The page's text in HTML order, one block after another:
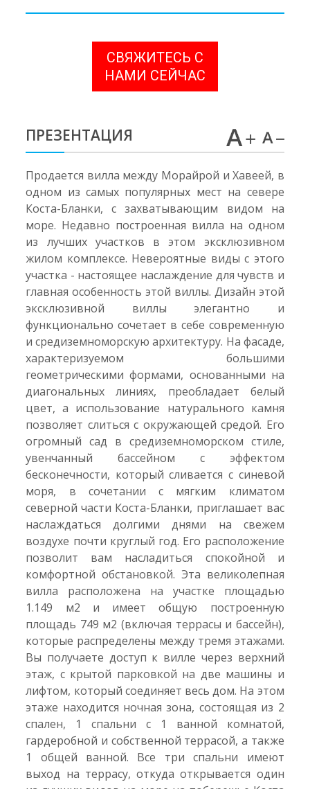
СВЯЖИТЕСЬ С
НАМИ СЕЙЧАС
ПРЕЗЕНТАЦИЯ
Продается вилла между Морайрой и Хавеей, в
одном из самых популярных мест на севере
Коста-Бланки, с захватывающим видом на
море. Недавно построенная вилла на одном
из лучших участков в этом эксклюзивном
жилом комплексе. Невероятные виды с этого
участка - настоящее наслаждение для чувств и
главная особенность этой виллы. Дизайн этой
эксклюзивной виллы элегантно и
функционально сочетает в себе современную
и средиземноморскую архитектуру. На фасаде,
характеризуемом большими
геометрическими формами, основанными на
диагональных линиях, преобладает белый
цвет, а использование натурального камня
позволяет слиться с окружающей средой. Его
огромный сад в средиземноморском стиле,
увенчанный бассейном с эффектом
бесконечности, который сливается с синевой
моря, в сочетании с мягким климатом
северной части Коста-Бланки, приглашает вас
наслаждаться долгими днями на свежем
воздухе почти круглый год. Его расположение
позволит вам насладиться спокойной и
комфортной обстановкой. Эта великолепная
вилла расположена на участке площадью
1.149 м2 и имеет общую построенную
площадь 749 м2 (включая террасы и бассейн),
которые распределены между тремя этажами.
Вы получаете доступ к вилле через верхний
этаж, с крытой парковкой на две машины и
лифтом, который соединяет весь дом. На этом
этаже находится ночная зона, состоящая из 2
спален, 1 спальни с 1 ванной комнатой,
гардеробной и собственной террасой, а также
1 общей ванной. Все три спальни имеют
выход на террасу, откуда открывается один